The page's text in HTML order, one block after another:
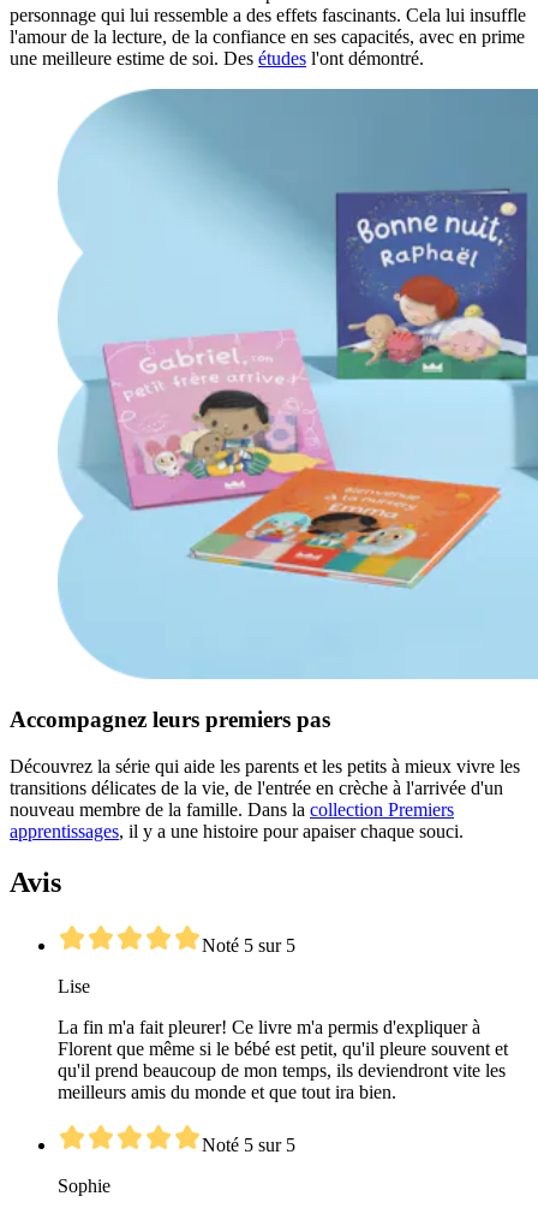
personnage qui lui ressemble a des effets fascinants. Cela lui insuffle
l'amour de la lecture, de la confiance en ses capacités, avec en prime
une meilleure estime de soi. Des études l'ont démontré.
Accompagnez leurs premiers pas
Découvrez la série qui aide les parents et les petits à mieux vivre les
transitions délicates de la vie, de l'entrée en crèche à l'arrivée d'un
nouveau membre de la famille. Dans la collection Premiers
apprentissages, il y a une histoire pour apaiser chaque souci.
Avis
Noté 5 sur 5
Lise
La fin m'a fait pleurer! Ce livre m'a permis d'expliquer à
Florent que même si le bébé est petit, qu'il pleure souvent et
qu'il prend beaucoup de mon temps, ils deviendront vite les
meilleurs amis du monde et que tout ira bien.
Noté 5 sur 5
Sophie